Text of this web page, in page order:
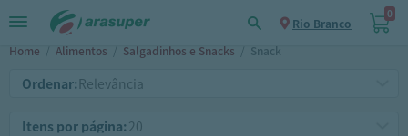
Rio Branco
0
Home / Alimentos / Salgadinhos e Snacks / Snack
Ordenar:
Itens por página: